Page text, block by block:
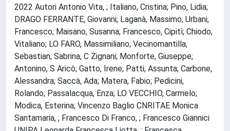
2022 Autori Antonio Vita, ; Italiano, Cristina; Pino, Lidia;
DRAGO FERRANTE, Giovanni; Laganà, Massimo; Urbani,
Francesco; Maisano, Susanna; Francesco, Cipitì; Chiodo,
Vitaliano; LO FARO, Massimiliano; Vecinomantilla,
Sebastian; Sabrina, C Zignani; Monforte, Giuseppe;
Antonino, S Aricò; Gatto, Irene; Patti, Assunta; Carbone,
Alessandra; Saccà, Ada; Matera, Fabio; Pedicini,
Rolando; Passalacqua, Enza; LO VECCHIO, Carmelo;
Modica, Esterina; Vincenzo Baglio CNRITAE Monica
Santamaria, ; Francesco Di Franco, ; Francesco Giannici